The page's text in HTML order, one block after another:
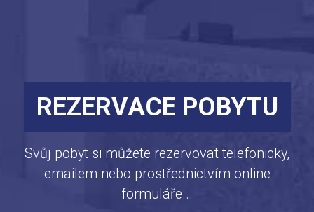
REZERVACE POBYTU
Svůj pobyt si můžete rezervovat telefonicky,
emailem nebo prostřednictvím online
formuláře...